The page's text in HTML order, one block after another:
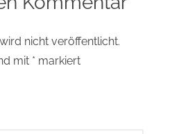
nicht veröffentlicht.
mit * markiert